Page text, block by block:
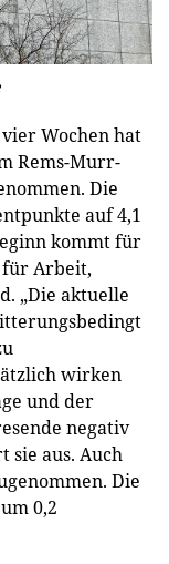
Wochen hat
Rems-Murr-
Die
auf 4,1
kommt für
Arbeit,
„Die aktuelle
wirken
und der
negativ
sie aus. Auch
Die
0,2